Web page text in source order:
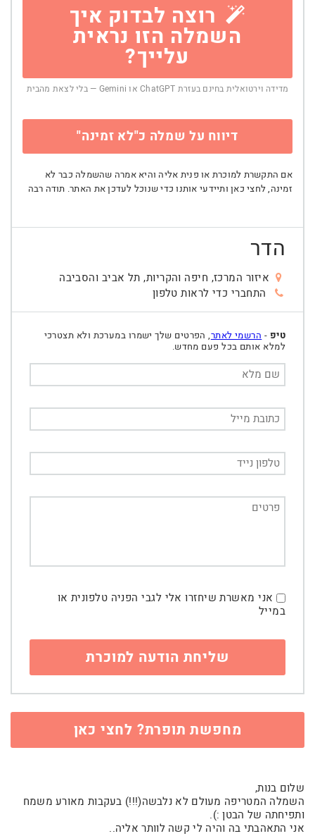
רוצה לבדוק איך
השמלה הזו נראית
עלייך?
מדידה וירטואלית בחינם בעזרת ChatGPT או Gemini — בלי לצאת מהבית
דיווח על שמלה כ"לא זמינה"
אם התקשרת למוכרת או פנית אליה והיא אמרה שהשמלה כבר לא
זמינה, לחצי כאן ותיידעי אותנו כדי שנוכל לעדכן את האתר. תודה רבה
הדר
איזור המרכז, חיפה והקריות, תל אביב והסביבה
התחברי כדי לראות טלפון
טיפ - הרשמי לאתר, הפרטים שלך ישמרו במערכת ולא תצטרכי
למלא אותם בכל פעם מחדש.
אני מאשרת שיחזרו אלי לגבי הפניה טלפונית או
במייל
מחפשת תופרת? לחצי כאן
שלום בנות,
השמלה המטריפה מעולם לא נלבשה(!!!) בעקבות מאורע משמח
ותפיחתה של הבטן :).
אני התאהבתי בה והיה לי קשה לוותר אליה..